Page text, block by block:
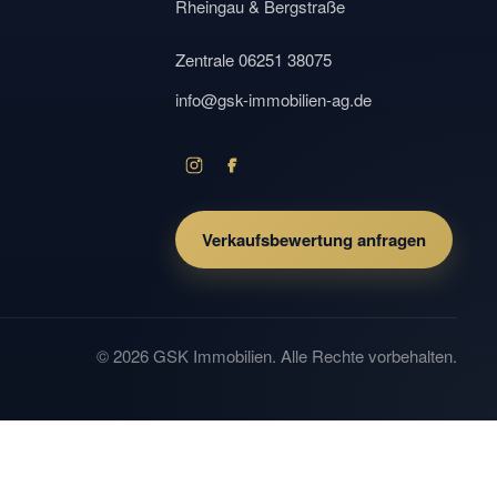
Rheingau & Bergstraße
Zentrale 06251 38075
info@gsk-immobilien-ag.de
Verkaufsbewertung anfragen
© 2026 GSK Immobilien. Alle Rechte vorbehalten.